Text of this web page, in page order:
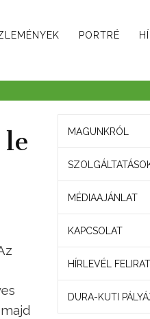
PORTRÉ
le MAGUNKRÓL
MÉDIAAJÁNLAT
KAPCSOLAT
HÍRLEVÉL
DURA-KUTI